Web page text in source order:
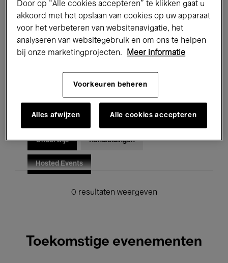
Tentoonstellingen Films
Performances Lezingen & Debatten
Jazz Klassieke Muziek Global Music
Voor iedereen Kids’ Palace
Onderwijs Rondleidingen
Hosted Events
0 resultaten weergeven
Toekomstige evenementen
Door op “Alle cookies accepteren” te klikken gaat u
akkoord met het opslaan van cookies op uw apparaat
voor het verbeteren van websitenavigatie, het
analyseren van websitegebruik en om ons te helpen
bij onze marketingprojecten.
Meer informatie
Voorkeuren beheren
Alles afwijzen Alle cookies accepteren